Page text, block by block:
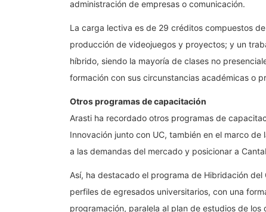
administración de empresas o comunicación.
La carga lectiva es de 29 créditos compuestos
producción de videojuegos y proyectos; y un
híbrido, siendo la mayoría de clases no
formación con sus circunstancias académicas o
Otros programas de capacitación
Arasti ha recordado otros programas de
Innovación junto con UC, también en el marco
a las demandas del mercado y posicionar a
Así, ha destacado el programa de Hibridación
perfiles de egresados universitarios, con una
programación, paralela al plan de estudios de los